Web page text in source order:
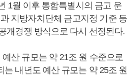
1월 이후 통합특별시의 금고 운
지방자치단체 금고지정 기준 등
개경쟁 방식으로 다시 선정된다.
산 규모는 약 21조 원 수준으로
는 내년도 예산 규모는 약 25조 원